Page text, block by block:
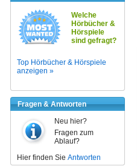
Welche
Hörbücher &
Hörspiele
sind gefragt?
Top Hörbücher & Hörspiele
anzeigen »
Fragen & Antworten
Neu hier?
Fragen zum
Ablauf?
Hier finden Sie Antworten